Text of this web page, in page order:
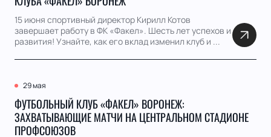
15 июня спортивный директор Кирилл Котов
завершает работу в ФК «Факел». Шесть лет успехов и
развития! Узнайте, как его вклад изменил клуб и ...
29 мая
ФУТБОЛЬНЫЙ КЛУБ «ФАКЕЛ» ВОРОНЕЖ:
ЗАХВАТЫВАЮЩИЕ МАТЧИ НА ЦЕНТРАЛЬНОМ СТАДИОНЕ
ПРОФСОЮЗОВ